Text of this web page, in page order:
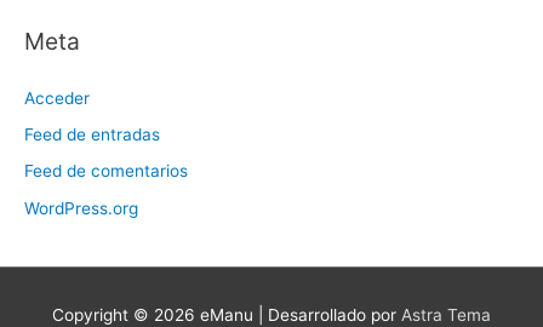
Meta
Acceder
Feed de entradas
Feed de comentarios
WordPress.org
Copyright © 2026 eManu | Desarrollado por Astra Tema